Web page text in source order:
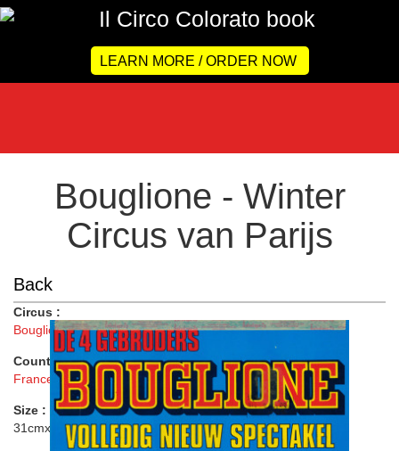
LEARN MORE / ORDER NOW
Bouglione - Winter
Circus van Parijs
Back
Circus :
Bouglione
Country :
France
Size :
31cmx70cm ( 12"x28" )